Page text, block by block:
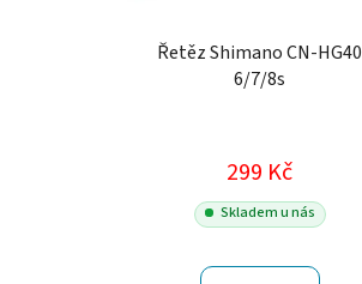
Řetěz Shimano CN-HG40
6/7/8s
299 Kč
Skladem u nás